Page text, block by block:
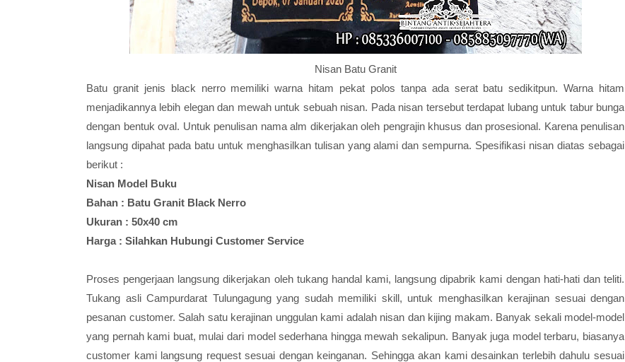
Nisan Batu Granit
Batu granit jenis black nerro memiliki warna hitam pekat polos tanpa ada serat batu sedikitpun. Warna hitam
menjadikannya lebih elegan dan mewah untuk sebuah nisan. Pada nisan tersebut terdapat lubang untuk tabur bunga
dengan bentuk oval. Untuk penulisan nama alm dikerjakan oleh pengrajin khusus dan prosesional. Karena penulisan
langsung dipahat pada batu untuk menghasilkan tulisan yang alami dan sempurna. Spesifikasi nisan diatas sebagai
berikut :
Nisan Model Buku
Bahan : Batu Granit Black Nerro
Ukuran : 50x40 cm
Harga : Silahkan Hubungi Customer Service
Proses pengerjaan langsung dikerjakan oleh tukang handal kami, langsung dipabrik kami dengan hati-hati dan teliti.
Tukang asli Campurdarat Tulungagung yang sudah memiliki skill, untuk menghasilkan kerajinan sesuai dengan
pesanan customer. Salah satu kerajinan unggulan kami adalah nisan dan kijing makam. Banyak sekali model-model
yang pernah kami buat, mulai dari model sederhana hingga mewah sekalipun. Banyak juga model terbaru, biasanya
customer kami langsung request sesuai dengan keinganan. Sehingga akan kami desainkan terlebih dahulu sesuai